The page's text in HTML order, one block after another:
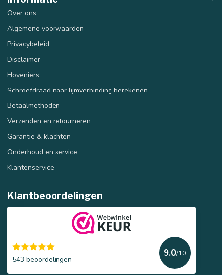
Over ons
Algemene voorwaarden
Privacybeleid
Disclaimer
Hoveniers
Schroefdraad naar lijmverbinding berekenen
Betaalmethoden
Verzenden en retourneren
Garantie & klachten
Onderhoud en service
Klantenservice
Klantbeoordelingen
543 beoordelingen
9.0/10